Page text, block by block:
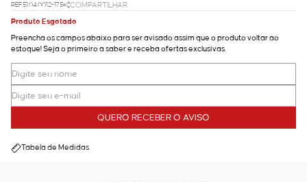
REF.51.04.0012-175
COMPARTILHAR
Produto Esgotado
Preencha os campos abaixo para ser avisado assim que o produto voltar ao
estoque! Seja o primeiro a saber e receba ofertas exclusivas.
QUERO RECEBER O AVISO
Tabela de Medidas